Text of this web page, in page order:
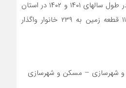
از سال ۱۴۰۱ آغاز شد اما در طول سالهای ۱۴۰۱ و ۱۴۰۲ در استان
تهران در مجموع تنها ۱۱۲ قطعه زمین به ۲۳۹ خانوار واگذار